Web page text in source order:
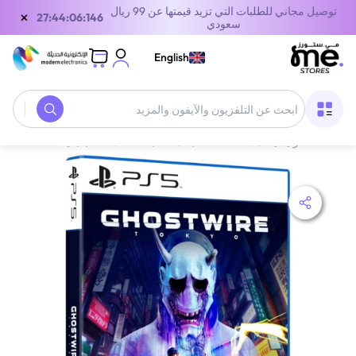
توصيل مجاني للطلبات التي تزيد قيمتها عن 99 ريال
سعودي
27:44:06:146
×
English